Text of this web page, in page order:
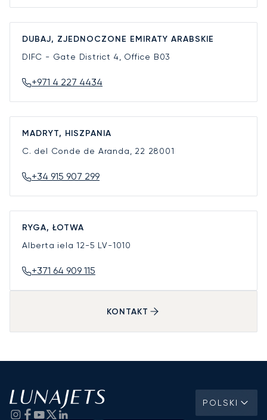
DUBAJ, ZJEDNOCZONE EMIRATY ARABSKIE
DIFC - Gate District 4, Office B03
+971 4 227 4434
MADRYT, HISZPANIA
C. del Conde de Aranda, 22 28001
+34 915 907 299
RYGA, ŁOTWA
Alberta iela 12-5 LV-1010
+371 64 909 115
KONTAKT
POLSKI